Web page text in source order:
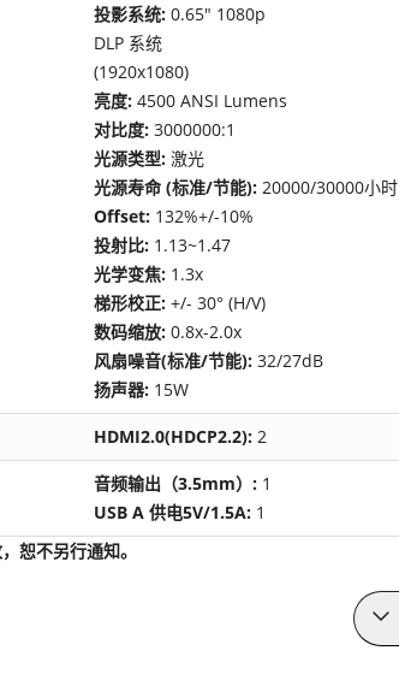
投影系统: 0.65" 1080p
DLP 系统
(1920x1080)
亮度: 4500 ANSI Lumens
对比度: 3000000:1
光源类型: 激光
光源寿命 (标准/节能): 20000/30000小时
Offset: 132%+/-10%
投射比: 1.13~1.47
光学变焦: 1.3x
梯形校正: +/- 30° (H/V)
数码缩放: 0.8x-2.0x
风扇噪音(标准/节能): 32/27dB
扬声器: 15W
HDMI2.0(HDCP2.2): 2
音频输出（3.5mm）: 1
USB A 供电5V/1.5A: 1
恕不另行通知。